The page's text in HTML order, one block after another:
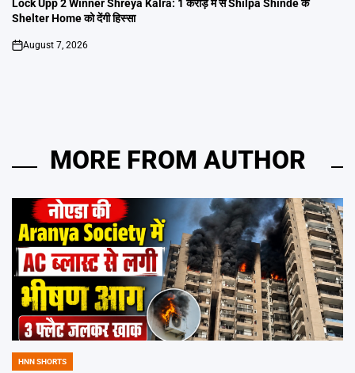
Lock Upp 2 Winner Shreya Kalra: 1 करोड़ में से Shilpa Shinde के
Shelter Home को देंगी हिस्सा
on
August 7, 2026
MORE FROM AUTHOR
POSTED
HNN SHORTS